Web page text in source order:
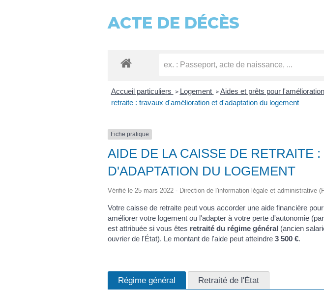
ACTE DE DÉCÈS
Accueil particuliers > Logement > Aides et prêts pour
retraite : travaux d'amélioration et d'adaptation du logement
Fiche pratique
AIDE DE LA CAISSE DE RETRAITE
D'ADAPTATION DU LOGEMENT
Vérifié le 25 mars 2022 - Direction de l'information légale et administrative
Votre caisse de retraite peut vous accorder une aide financière
améliorer votre logement ou l'adapter à votre perte d'autonomie
est attribuée si vous êtes retraité du régime général (ancien
ouvrier de l'État). Le montant de l'aide peut atteindre 3 500 €.
Régime général Retraité de l'État